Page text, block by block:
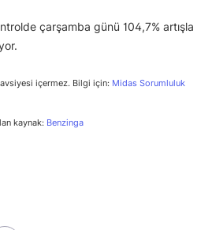
çarşamba günü 104,7% artışla
içermez. Bilgi için: Midas Sorumluluk
kaynak: Benzinga